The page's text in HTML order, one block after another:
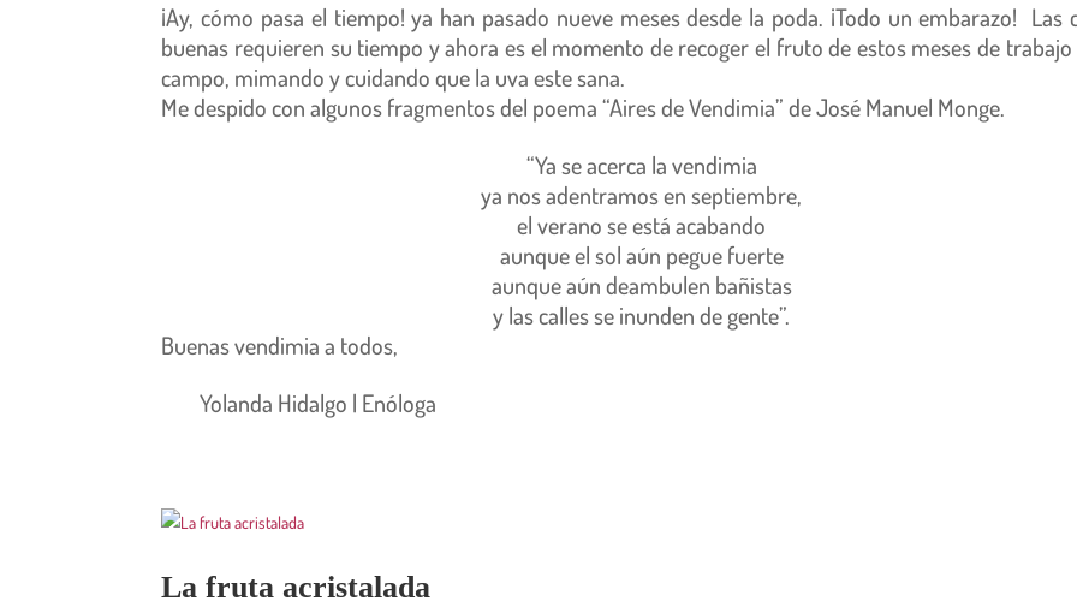
¡Ay, cómo pasa el tiempo! ya han pasado nueve meses desde la poda. ¡Todo un embarazo! Las
buenas requieren su tiempo y ahora es el momento de recoger el fruto de estos meses de trabajo
campo, mimando y cuidando que la uva este sana.
Me despido con algunos fragmentos del poema “Aires de Vendimia” de José Manuel Monge.
“Ya se acerca la vendimia
ya nos adentramos en septiembre,
el verano se está acabando
aunque el sol aún pegue fuerte
aunque aún deambulen bañistas
y las calles se inunden de gente”.
Buenas vendimia a todos,
Yolanda Hidalgo | Enóloga
La fruta acristalada